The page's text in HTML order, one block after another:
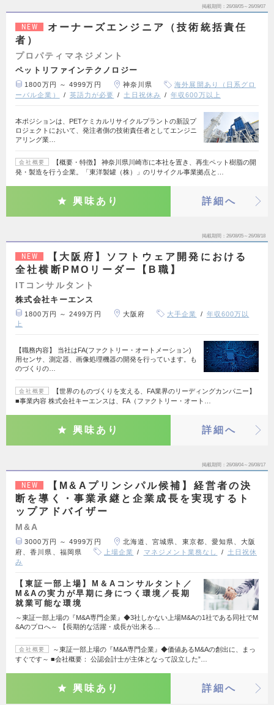
掲載期間 26/08/05～26/09/07
NEW
オーナーズエンジニア（技術統括責任
者）
プロパティマネジメント
ペットリファインテクノロジー
1800万円 ～ 4999万円 神奈川県
海外展開あり（日系グロ
ーバル企業）
英語力が必要 土日祝休み 年収600万以上
本ポジションは、PETケミカルリサイクルプラントの新設プ
ロジェクトにおいて、発注者側の技術責任者としてエンジニ
アリング業…
会社概要
【概要・特徴】 神奈川県川崎市に本社を置き、再生ペット樹脂の開
発・製造を行う企業。「東洋製罐（株）」のリサイクル事業拠点と…
興味あり 詳細へ
掲載期間 26/08/05～26/08/18
NEW
【大阪府】ソフトウェア開発における
全社横断PMOリーダー【B職】
ITコンサルタント
株式会社キーエンス
1800万円 ～ 2499万円 大阪府 大手企業
年収600万以
上
【職務内容】 当社はFA(ファクトリー・オートメーション)
用センサ、測定器、画像処理機器の開発を行っています。も
のづくりの…
会社概要
【世界のものづくりを支える、FA業界のリーディングカンパニー】
■事業内容 株式会社キーエンスは、FA（ファクトリー・オート…
興味あり 詳細へ
掲載期間 26/08/04～26/08/17
NEW
【M&Aプリンシパル候補】経営者の決
断を導く・事業承継と企業成長を実現するト
ップアドバイザー
M&A
3000万円 ～ 4999万円
北海道、宮城県、東京都、愛知県、大阪
府、香川県、福岡県
上場企業 マネジメント業務なし
土日祝休
み
【東証一部上場】M＆Aコンサルタント／
M&Aの実力が早期に身につく環境／長期
就業可能な環境
～東証一部上場の『M&A専門企業』◆3社しかない上場M&Aの1社である同社でM
&Aのプロへ～ 【長期的な活躍・成長が出来る…
会社概要
～東証一部上場の『M&A専門企業』◆価値あるM&Aの創出に、まっ
すぐです～ ■会社概要： 公認会計士が主体となって設立した”…
興味あり 詳細へ